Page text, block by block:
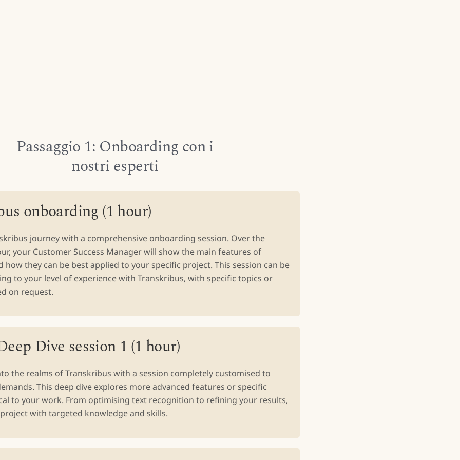
Passaggio 1: Onboarding con i
nostri esperti
onboarding (1 hour)
journey with a comprehensive onboarding session. Over the
your Customer Success Manager will show the main features of
how they can be best applied to your specific project. This session can be
to your level of experience with Transkribus, with specific topics or
on request.
Dive session 1 (1 hour)
the realms of Transkribus with a session completely customised to
This deep dive explores more advanced features or specific
to your work. From optimising text recognition to refining your results,
with targeted knowledge and skills.